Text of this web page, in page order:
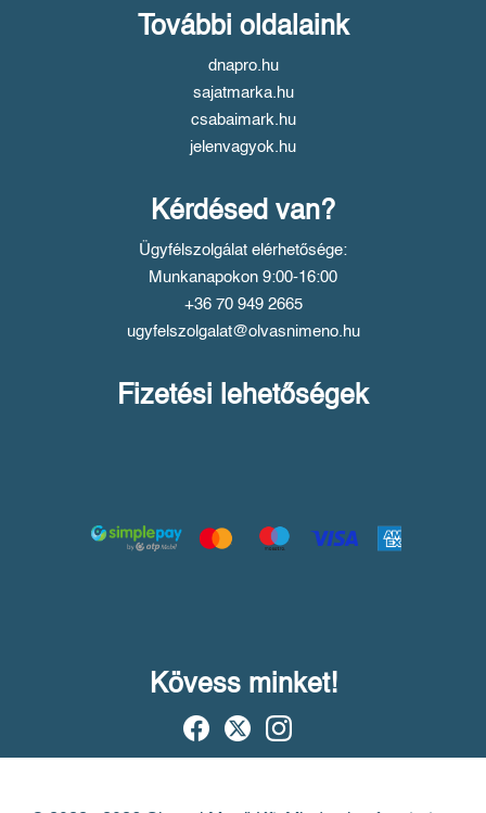
További oldalaink
dnapro.hu
sajatmarka.hu
csabaimark.hu
jelenvagyok.hu
Kérdésed van?
Ügyfélszolgálat elérhetősége:
Munkanapokon 9:00-16:00
+36 70 949 2665
ugyfelszolgalat@olvasnimeno.hu
Fizetési lehetőségek
Kövess minket!